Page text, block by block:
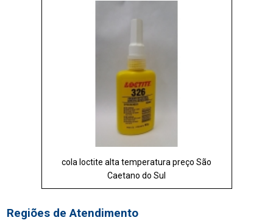
cola loctite alta temperatura preço São
Caetano do Sul
Regiões de Atendimento